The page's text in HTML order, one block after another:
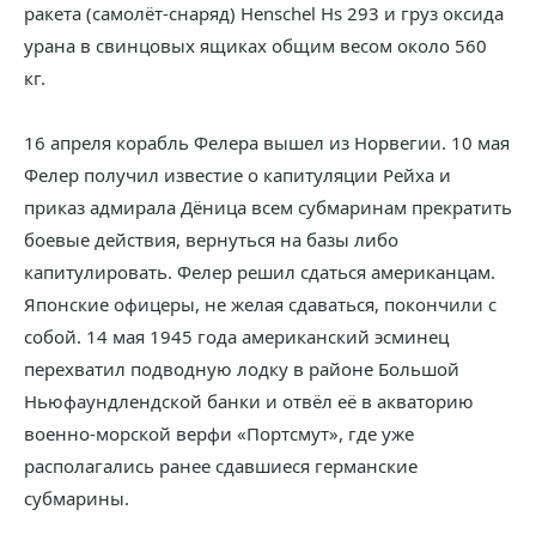
ракета (самолёт-снаряд) Henschel Hs 293 и груз оксида
урана в свинцовых ящиках общим весом около 560
кг.
16 апреля корабль Фелера вышел из Норвегии. 10 мая
Фелер получил известие о капитуляции Рейха и
приказ адмирала Дёница всем субмаринам прекратить
боевые действия, вернуться на базы либо
капитулировать. Фелер решил сдаться американцам.
Японские офицеры, не желая сдаваться, покончили с
собой. 14 мая 1945 года американский эсминец
перехватил подводную лодку в районе Большой
Ньюфаундлендской банки и отвёл её в акваторию
военно-морской верфи «Портсмут», где уже
располагались ранее сдавшиеся германские
субмарины.